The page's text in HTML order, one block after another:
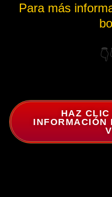
Para más
HAZ
INFORMACIÓN